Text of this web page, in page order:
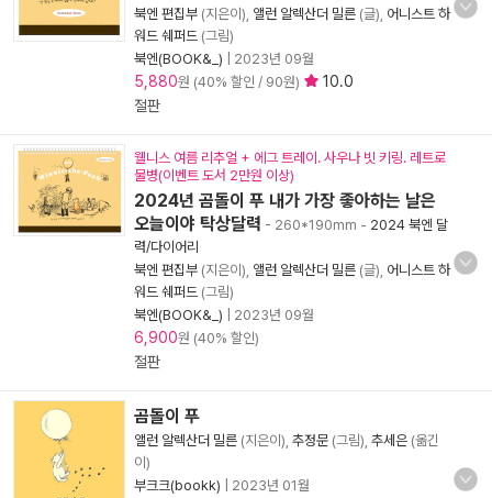
북엔 편집부 (지은이), 앨런 알렉산더 밀른 (글), 어니스트 하
워드 쉐퍼드 (그림)
북엔(BOOK&_)
2023년 09월
5,880원 (40% 할인 / 90원)
10.0
절판
웰니스 여름 리추얼 + 에그 트레이. 사우나 빗 키링. 레트로
물병(이벤트 도서 2만원 이상)
2024년 곰돌이 푸 내가 가장 좋아하는 날은
오늘이야 탁상달력 - 260*190mm - 2024 북엔 달
력/다이어리
북엔 편집부 (지은이), 앨런 알렉산더 밀른 (글), 어니스트 하
워드 쉐퍼드 (그림)
북엔(BOOK&_)
2023년 09월
6,900원 (40% 할인)
절판
곰돌이 푸
앨런 알렉산더 밀른 (지은이), 추정문 (그림), 추세은 (옮긴
이)
부크크(bookk)
2023년 01월